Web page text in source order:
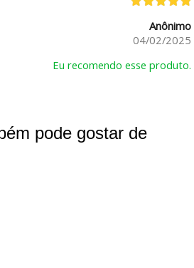
Anônimo
04/02/2025
Eu recomendo esse produto.
pode gostar de